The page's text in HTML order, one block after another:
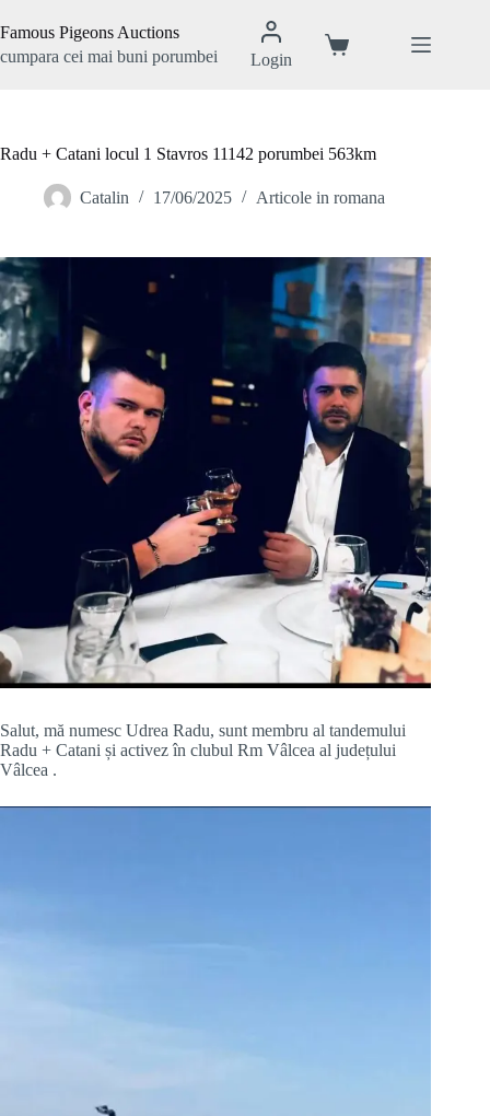
la
Famous Pigeons Auctions
cumpara cei mai buni porumbei
Login
Coș
Radu + Catani locul 1 Stavros 11142 porumbei 563km
Catalin 17/06/2025 Articole in romana
Salut, mă numesc Udrea Radu, sunt membru al tandemului
Radu + Catani și activez în clubul Rm Vâlcea al județului
Vâlcea .